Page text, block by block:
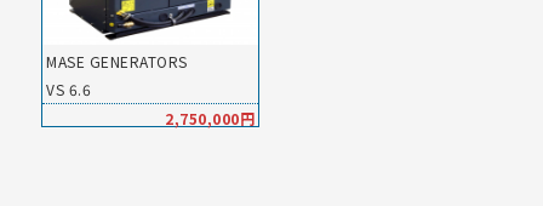
MASE GENERATORS
VS 6.6
2,750,000円